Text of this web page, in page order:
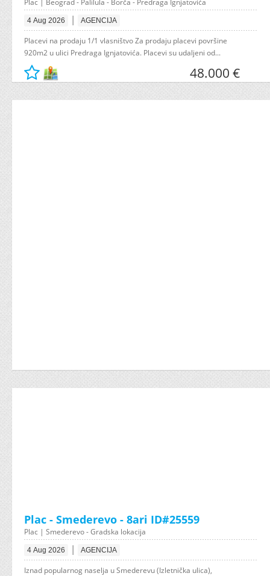
Plac | Beograd - Palilula - Borča - Predraga Ignjatovića
4 Aug 2026 | AGENCIJA
Placevi na prodaju 1/1 vlasništvo Za prodaju placevi površine
920m2 u ulici Predraga Ignjatovića. Placevi su udaljeni od...
48.000 €
Plac - Smederevo - 8ari ID#25559
Plac | Smederevo - Gradska lokacija
4 Aug 2026 | AGENCIJA
Iznad popularnog naselja u Smederevu (Izletnička ulica),